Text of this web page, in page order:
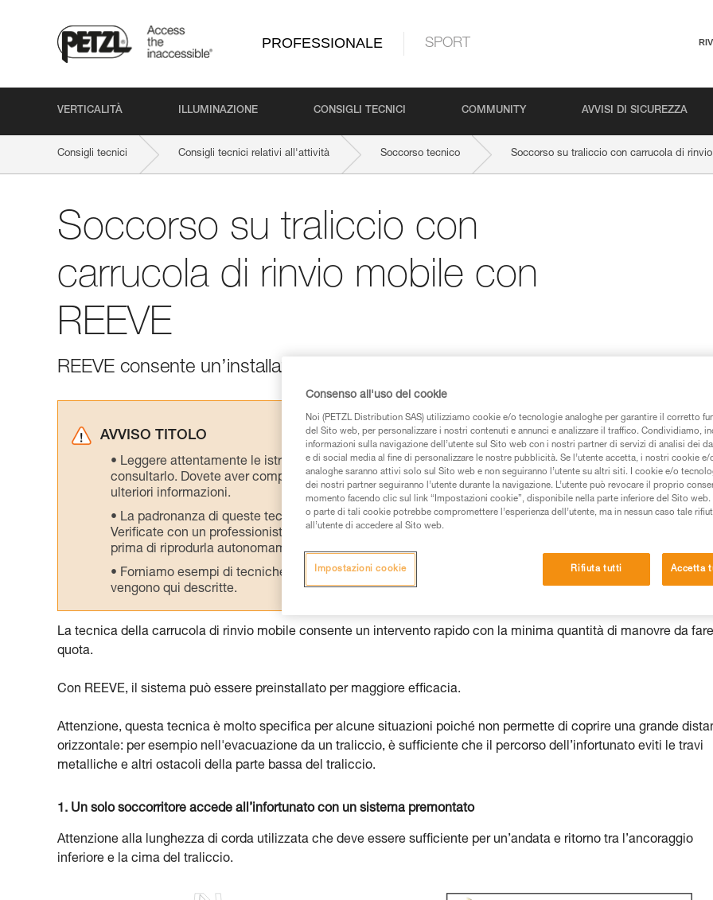
PROFESSIONALE SPORT
VERTICALITÀ ILLUMINAZIONE CONSIGLI TECNICI COMMUNITY AVVISI DI SICUREZZA
Consigli tecnici Consigli tecnici relativi all'attività Soccorso tecnico Soccorso su traliccio con carrucola di
Soccorso su traliccio con
carrucola di rinvio mobile con
REEVE
REEVE consente un’installazione efficace e chiara di tutti gli elementi necessari.
AVVISO TITOLO
Leggere attentamente le istruzioni tecniche dei prodotti utilizzati in questo consiglio prima di
consultarlo. Dovete aver compreso le informazioni dell’istruzione tecnica per poter capire queste
ulteriori informazioni.
La padronanza di queste tecniche richiede una formazione ed un addestramento specifico.
Verificate con un professionista la vostra capacità di rifare la manovra, da soli, in piena sicurezza,
prima di riprodurla autonomamente.
Forniamo esempi di tecniche relative alla vostra attività. Ne possono esistere altre che non
vengono qui descritte.
La tecnica della carrucola di rinvio mobile consente un intervento rapido con la minima quantità di manovre da
quota.
Con REEVE, il sistema può essere preinstallato per maggiore efficacia.
Attenzione, questa tecnica è molto specifica per alcune situazioni poiché non permette di coprire una grande
orizzontale: per esempio nell'evacuazione da un traliccio, è sufficiente che il percorso dell’infortunato eviti le travi
metalliche e altri ostacoli della parte bassa del traliccio.
1. Un solo soccorritore accede all’infortunato con un sistema premontato
Attenzione alla lunghezza di corda utilizzata che deve essere sufficiente per un’andata e ritorno tra l’ancoraggio
inferiore e la cima del traliccio.
Consenso all'uso dei cookie
Noi (PETZL Distribution SAS) utilizziamo cookie e/o tecnologie analoghe per garantire il corretto
del Sito web, per personalizzare i nostri contenuti e annunci e analizzare il traffico. Condividiamo,
informazioni sulla navigazione dell’utente sul Sito web con i nostri partner di servizi di analisi dei
e di social media al fine di personalizzare le nostre pubblicità. Se l’utente accetta, i nostri cookie
analoghe saranno attivi solo sul Sito web e non seguiranno l’utente su altri siti. I cookie e/o
dei nostri partner seguiranno l’utente durante la navigazione. L’utente può revocare il proprio
momento facendo clic sul link “Impostazioni cookie”, disponibile nella parte inferiore del Sito
o parte di tali cookie potrebbe compromettere l’esperienza dell’utente, ma in nessun caso tale
all’utente di accedere al Sito web.
Rifiuta tutti Accetta
Impostazioni cookie